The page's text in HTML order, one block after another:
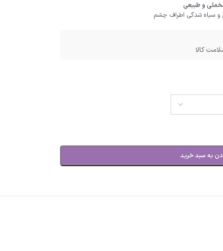
و طبیعی
و سیاه شدگی اطراف چشم
کالا
به سبد خرید